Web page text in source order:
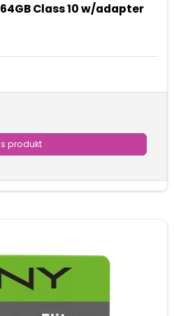
Class 10 w/adapter
produkt